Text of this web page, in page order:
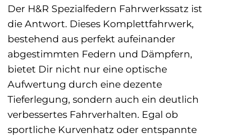
Der H&R Spezialfedern Fahrwerkssatz ist
die Antwort. Dieses Komplettfahrwerk,
bestehend aus perfekt aufeinander
abgestimmten Federn und Dämpfern,
bietet Dir nicht nur eine optische
Aufwertung durch eine dezente
Tieferlegung, sondern auch ein deutlich
verbessertes Fahrverhalten. Egal ob
sportliche Kurvenhatz oder entspannte